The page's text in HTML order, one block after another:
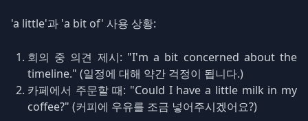
'a little'과 'a bit of' 사용 상황:
회의 중 의견 제시: "I'm a bit concerned about the
timeline." (일정에 대해 약간 걱정이 됩니다.)
카페에서 주문할 때: "Could I have a little milk in my
coffee?" (커피에 우유를 조금 넣어주시겠어요?)